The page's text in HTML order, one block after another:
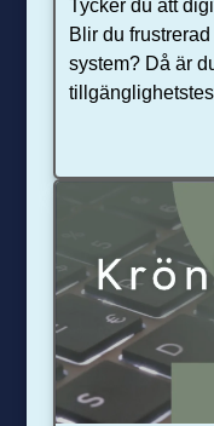
Blir du
system? Då är